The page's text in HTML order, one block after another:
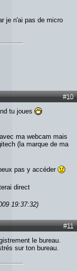
je n'ai pas de micro
#10
tu joues
ma webcam mais
(la marque de ma
pas y accéder
direct
19:37:32)
#11
le bureau.
sur ton bureau.